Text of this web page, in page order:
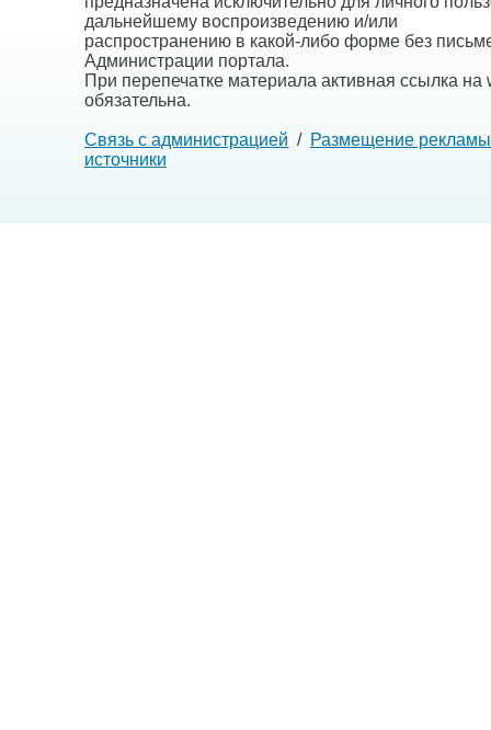
дальнейшему воспроизведению и/или
распространению в какой-либо форме без
Администрации портала.
При перепечатке материала активная ссылка на
обязательна.
Связь с администрацией / Размещение рекламы
источники